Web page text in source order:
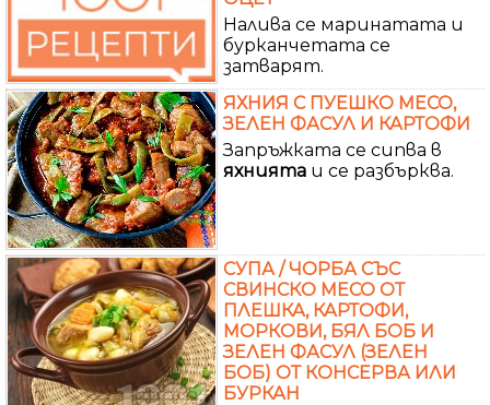
Налива се маринатата и
бурканчетата се
затварят.
ЯХНИЯ С ПУЕШКО МЕСО,
ЗЕЛЕН ФАСУЛ И КАРТОФИ
Запръжката се сипва в
яхнията и се разбърква.
СУПА / ЧОРБА СЪС
СВИНСКО МЕСО ОТ
ПЛЕШКА, КАРТОФИ,
МОРКОВИ, БЯЛ БОБ И
ЗЕЛЕН ФАСУЛ (ЗЕЛЕН
БОБ) ОТ КОНСЕРВА ИЛИ
БУРКАН